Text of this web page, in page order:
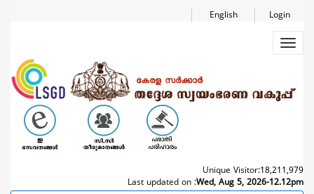
Login
English
Unique Visitor:18,211,979
Last updated on :Wed, Aug 5, 2026-12.12pm